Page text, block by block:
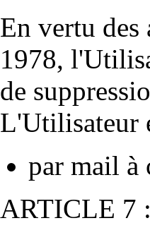
En vertu
1978,
de
L'Utilisateur
par mail à
ARTICLE 7